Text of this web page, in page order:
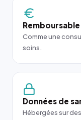
Comme une
soins.
Données de
Hébergées sur